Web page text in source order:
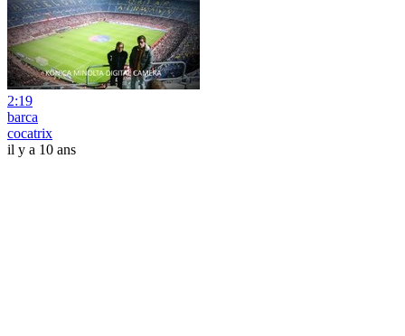
2:19
barca
cocatrix
il y a 10 ans